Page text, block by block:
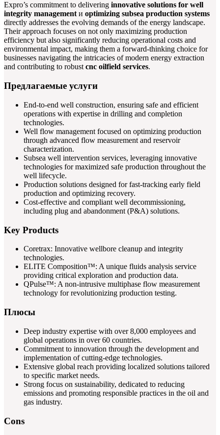
Expro’s commitment to delivering innovative solutions for well
integrity managementи optimizing subsea production systems
directly addresses the evolving demands of the energy landscape.
Their approach focuses on not only maximizing production
efficiency but also significantly reducing operational costs and
environmental impact, making them a forward-thinking choice for
businesses navigating the intricacies of modern energy extraction
and contributing to robustcnc oilfield services.
Предлагаемые услуги
End-to-end well construction, ensuring safe and efficient
operations with expertise in drilling and completion
technologies.
Well flow management focused on optimizing production
through advanced flow measurement and reservoir
characterization.
Subsea well intervention services, leveraging innovative
technologies for maximized safe production throughout the
well lifecycle.
Production solutions designed for fast-tracking early field
production and optimizing recovery.
Cost-effective and compliant well decommissioning,
including plug and abandonment (P&A) solutions.
Key Products
Coretrax: Innovative wellbore cleanup and integrity
technologies.
ELITE Composition™: A unique fluids analysis service
providing critical exploration and production data.
QPulse™: A non-intrusive multiphase flow measurement
technology for revolutionizing production testing.
Плюсы
Deep industry expertise with over 8,000 employees and
global operations in over 60 countries.
Commitment to innovation through the development and
implementation of cutting-edge technologies.
Extensive global reach providing localized solutions tailored
to specific market needs.
Strong focus on sustainability, dedicated to reducing
emissions and promoting responsible practices in the oil and
gas industry.
Cons